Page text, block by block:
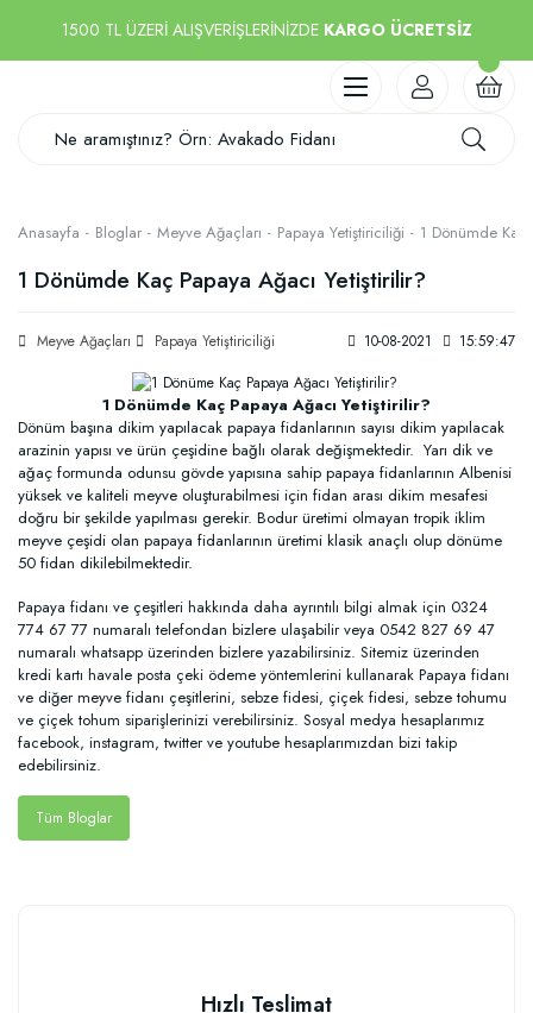
1500 TL ÜZERİ ALIŞVERİŞLERİNİZDE KARGO ÜCRETSİZ
Anasayfa Bloglar Meyve Ağaçları Papaya Yetiştiriciliği 1 Dönümde Kaç
1 Dönümde Kaç Papaya Ağacı Yetiştirilir?
Meyve Ağaçları Papaya Yetiştiriciliği 10-08-2021 15:59:47
1 Dönümde Kaç Papaya Ağacı Yetiştirilir?
Dönüm başına dikim yapılacak papaya fidanlarının sayısı dikim yapılacak
arazinin yapısı ve ürün çeşidine bağlı olarak değişmektedir. Yarı dik ve
ağaç formunda odunsu gövde yapısına sahip papaya fidanlarının Albenisi
yüksek ve kaliteli meyve oluşturabilmesi için fidan arası dikim mesafesi
doğru bir şekilde yapılması gerekir. Bodur üretimi olmayan tropik iklim
meyve çeşidi olan papaya fidanlarının üretimi klasik anaçlı olup dönüme
50 fidan dikilebilmektedir.
Papaya fidanı ve çeşitleri hakkında daha ayrıntılı bilgi almak için 0324
774 67 77 numaralı telefondan bizlere ulaşabilir veya 0542 827 69 47
numaralı whatsapp üzerinden bizlere yazabilirsiniz. Sitemiz üzerinden
kredi kartı havale posta çeki ödeme yöntemlerini kullanarak Papaya fidanı
ve diğer meyve fidanı çeşitlerini, sebze fidesi, çiçek fidesi, sebze tohumu
ve çiçek tohum siparişlerinizi verebilirsiniz. Sosyal medya hesaplarımız
facebook, instagram, twitter ve youtube hesaplarımızdan bizi takip
edebilirsiniz.
Tüm Bloglar
Hızlı Teslimat